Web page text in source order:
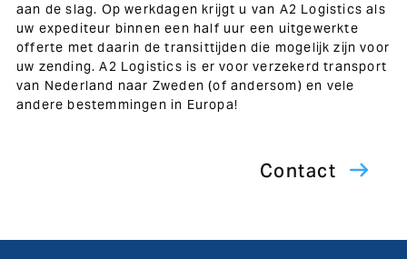
aan de slag. Op werkdagen krijgt u van A2 Logistics als
uw expediteur binnen een half uur een uitgewerkte
offerte met daarin de transittijden die mogelijk zijn voor
uw zending. A2 Logistics is er voor verzekerd transport
van Nederland naar Zweden (of andersom) en vele
andere bestemmingen in Europa!
Contact